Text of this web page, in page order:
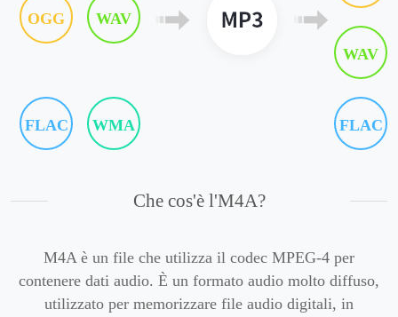
OGG WAV
FLAC WMA
WAV
FLAC
Che cos'è l'M4A?
M4A è un file che utilizza il codec MPEG-4 per
contenere dati audio. È un formato audio molto diffuso,
utilizzato per memorizzare file audio digitali, in